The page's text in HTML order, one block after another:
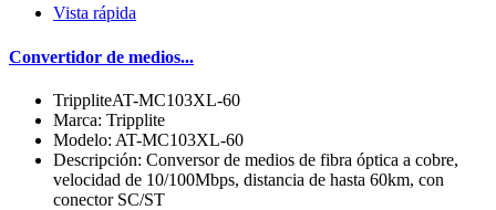
Vista rápida
Convertidor de medios...
TrippliteAT-MC103XL-60
Marca: Tripplite
Modelo: AT-MC103XL-60
Descripción: Conversor de medios de fibra óptica a cobre,
velocidad de 10/100Mbps, distancia de hasta 60km, con
conector SC/ST